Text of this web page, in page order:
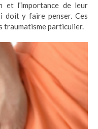
et l’importance de leur
doit y faire penser. Ces
traumatisme particulier.